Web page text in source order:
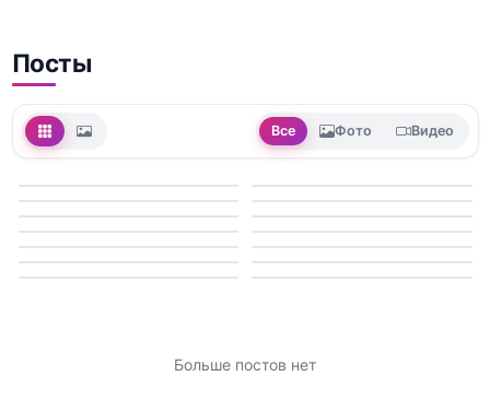
Посты
Все Фото Видео
Больше постов нет